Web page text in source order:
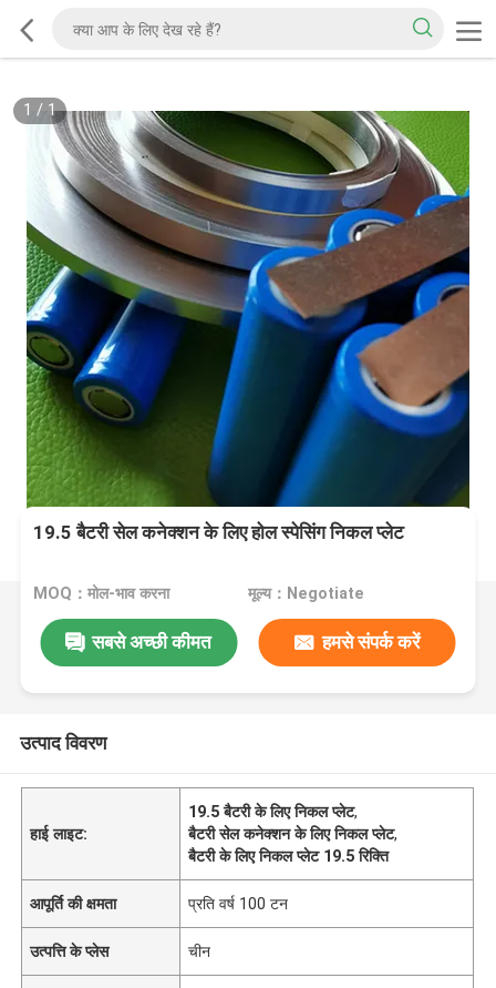
1 / 1
19.5 बैटरी सेल कनेक्शन के लिए होल स्पेसिंग निकल प्लेट
MOQ：मोल-भाव करना मूल्य：Negotiate
सबसे अच्छी कीमत हमसे संपर्क करें
उत्पाद विवरण
हाई लाइट:
19.5 बैटरी के लिए निकल प्लेट,
बैटरी सेल कनेक्शन के लिए निकल प्लेट,
बैटरी के लिए निकल प्लेट 19.5 रिक्ति
आपूर्ति की क्षमता प्रति वर्ष 100 टन
उत्पत्ति के प्लेस चीन